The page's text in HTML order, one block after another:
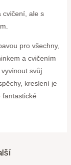
cvičení, ale s
pro všechny,
a cvičením
svůj
kreslení je